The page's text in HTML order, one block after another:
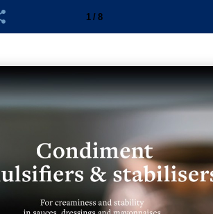
1 / 8